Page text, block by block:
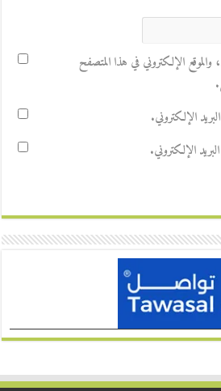
الإلكتروني في هذا المتصفح
الإلكتروني.
الإلكتروني.